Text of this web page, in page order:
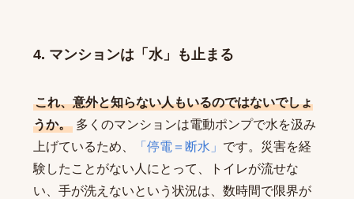
4. マンションは「水」も止まる
これ、意外と知らない人もいるのではないでしょ
うか。多くのマンションは電動ポンプで水を汲み
上げているため、
「停電＝断水」 です。災害を経
験したことがない人にとって、トイレが流せな
い、手が洗えないという状況は、数時間で限界が